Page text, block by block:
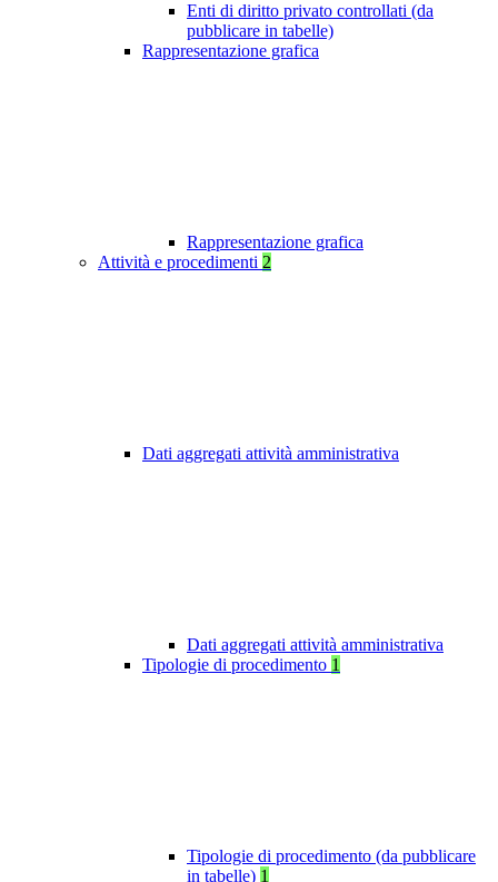
Enti di diritto privato controllati (da
pubblicare in tabelle)
Rappresentazione grafica
Rappresentazione grafica
Attività e procedimenti 2
Dati aggregati attività amministrativa
Dati aggregati attività amministrativa
Tipologie di procedimento 1
Tipologie di procedimento (da pubblicare
in tabelle) 1